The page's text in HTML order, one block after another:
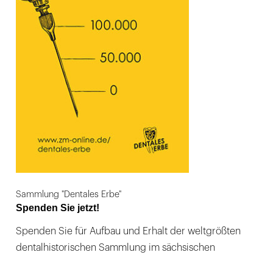
Sammlung "Dentales Erbe"
Spenden Sie jetzt!
Spenden Sie für Aufbau und Erhalt der weltgrößten
dentalhistorischen Sammlung im sächsischen